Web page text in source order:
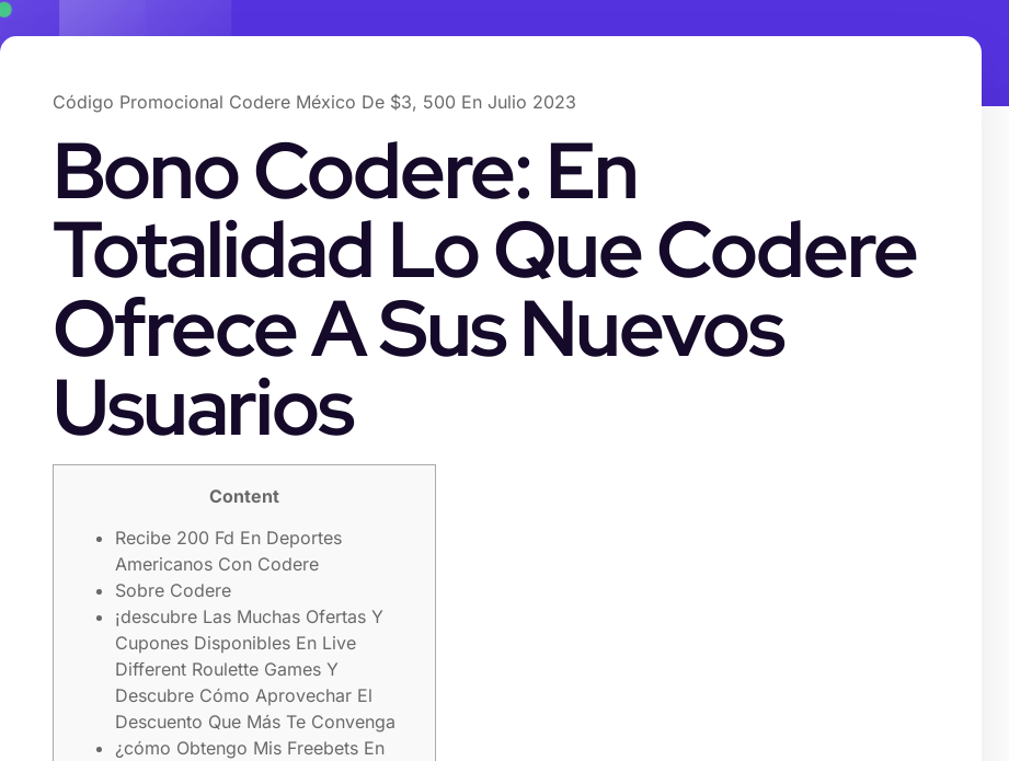
Código Promocional Codere México De $3, 500 En Julio 2023
Bono Codere: En
Totalidad Lo Que Codere
Ofrece A Sus Nuevos
Usuarios
Content
Recibe 200 Fd En Deportes
Americanos Con Codere
Sobre Codere
¡descubre Las Muchas Ofertas Y
Cupones Disponibles En Live
Different Roulette Games Y
Descubre Cómo Aprovechar El
Descuento Que Más Te Convenga
¿cómo Obtengo Mis Freebets En